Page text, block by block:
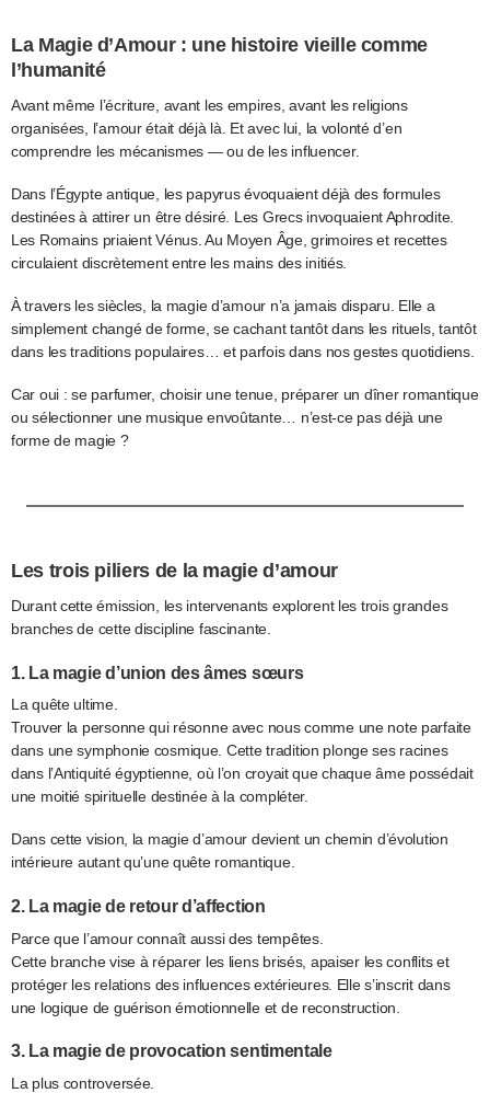
La Magie d’Amour : une histoire vieille comme
l’humanité
Avant même l’écriture, avant les empires, avant les religions
organisées, l’amour était déjà là. Et avec lui, la volonté d’en
comprendre les mécanismes — ou de les influencer.
Dans l’Égypte antique, les papyrus évoquaient déjà des formules
destinées à attirer un être désiré. Les Grecs invoquaient Aphrodite.
Les Romains priaient Vénus. Au Moyen Âge, grimoires et recettes
circulaient discrètement entre les mains des initiés.
À travers les siècles, la magie d’amour n’a jamais disparu. Elle a
simplement changé de forme, se cachant tantôt dans les rituels, tantôt
dans les traditions populaires… et parfois dans nos gestes quotidiens.
Car oui : se parfumer, choisir une tenue, préparer un dîner romantique
ou sélectionner une musique envoûtante… n’est-ce pas déjà une
forme de magie ?
Les trois piliers de la magie d’amour
Durant cette émission, les intervenants explorent les trois grandes
branches de cette discipline fascinante.
1. La magie d’union des âmes sœurs
La quête ultime.
Trouver la personne qui résonne avec nous comme une note parfaite
dans une symphonie cosmique. Cette tradition plonge ses racines
dans l’Antiquité égyptienne, où l’on croyait que chaque âme possédait
une moitié spirituelle destinée à la compléter.
Dans cette vision, la magie d’amour devient un chemin d’évolution
intérieure autant qu’une quête romantique.
2. La magie de retour d’affection
Parce que l’amour connaît aussi des tempêtes.
Cette branche vise à réparer les liens brisés, apaiser les conflits et
protéger les relations des influences extérieures. Elle s’inscrit dans
une logique de guérison émotionnelle et de reconstruction.
3. La magie de provocation sentimentale
La plus controversée.